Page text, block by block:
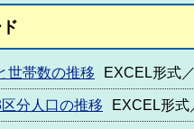
帯数の推移 EXCEL形式
分人口の推移 EXCEL形式